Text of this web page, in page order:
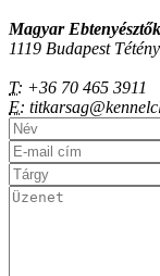
Magyar
1119 Budapest
T: +36 70 465 3911
E: